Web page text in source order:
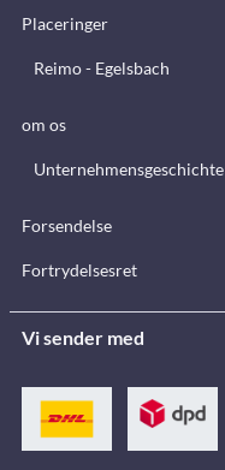
Placeringer
Reimo - Egelsbach
om os
Unternehmensgeschichte
Forsendelse
Fortrydelsesret
Vi sender med